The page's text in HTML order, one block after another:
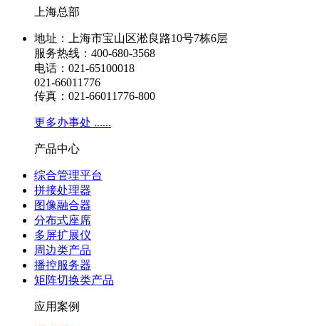
上海总部
地址：上海市宝山区淞良路10号7栋6层
服务热线：400-680-3568
电话：021-65100018
021-66011776
传真：021-66011776-800
更多办事处 ......
产品中心
综合管理平台
拼接处理器
图像融合器
分布式座席
多屏扩展仪
周边类产品
播控服务器
矩阵切换类产品
应用案例